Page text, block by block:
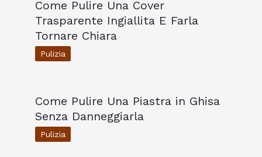
Come Pulire Una Cover
Trasparente Ingiallita E Farla
Tornare Chiara
Pulizia
Come Pulire Una Piastra in Ghisa
Senza Danneggiarla
Pulizia